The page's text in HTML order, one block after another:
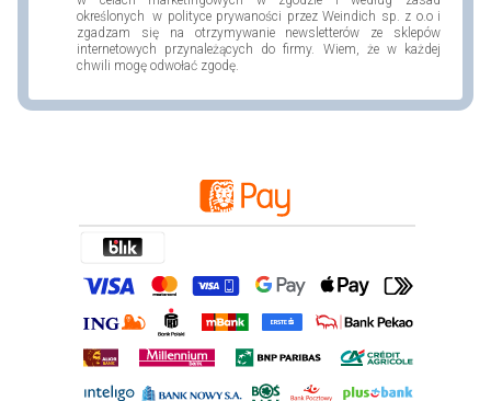
określonych w polityce prywaności przez Weindich sp. z o.o i
zgadzam się na otrzymywanie newsletterów ze sklepów
internetowych przynależących do firmy. Wiem, że w każdej
chwili mogę odwołać zgodę.